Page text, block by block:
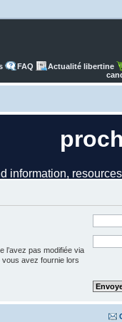
FAQ
Actualité libertine
l’avez pas modifiée via
vous avez fournie lors